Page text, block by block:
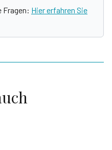
Fragen: Hier erfahren Sie